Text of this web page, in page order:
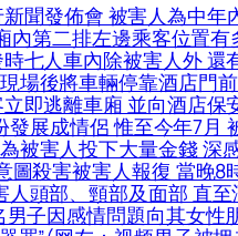
聞發佈會 被害人為中年
內第二排左邊乘客位置
七人車內除被害人外 還
場後將車輛停靠酒店門
即逃離車廂 並向酒店保
展成情侶 惟至今年7月
被害人投下大量金錢 深
殺害被害人報復 當晚8
頭部、頸部及面部 直
子因感情問題向其女性